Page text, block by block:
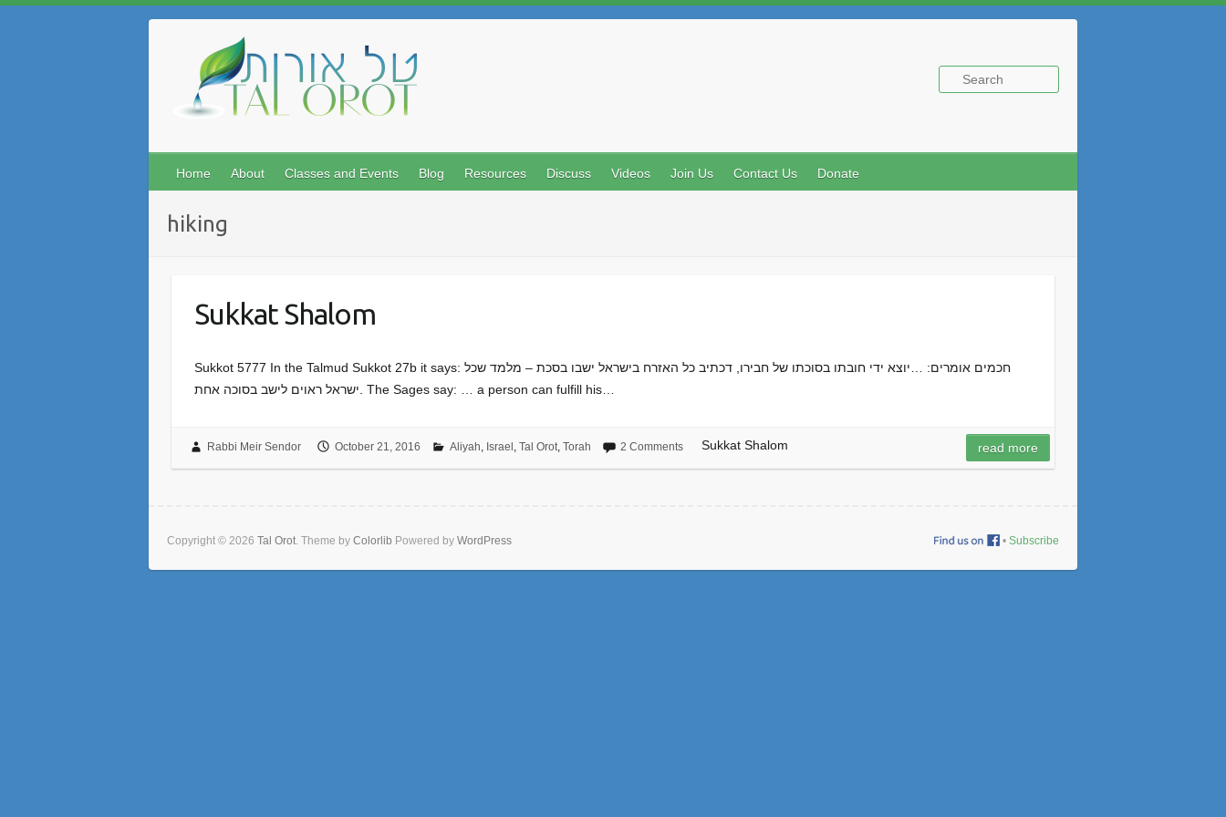
Home About Classes and Events Blog Resources Discuss Videos Join Us Contact Us Donate
hiking
Sukkat Shalom
Sukkot 5777 In the Talmud Sukkot 27b it says: חכמים אומרים: …יוצא ידי חובתו בסוכתו של חבירו, דכתיב כל האזרח בישראל ישבו בסכת – מלמד שכל
ישראל ראוים לישב בסוכה אחת. The Sages say: … a person can fulfill his…
Rabbi Meir Sendor October 21, 2016 Aliyah, Israel , Tal Orot, Torah 2 Comments Sukkat Shalom read more
Copyright © 2026 Tal Orot. Theme by Colorlib Powered by WordPress • Subscribe